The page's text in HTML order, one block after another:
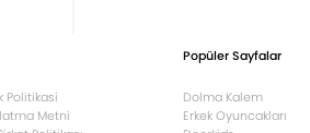
Politikasi
Metni
Popüler Sayfalar
Dolma Kalem
Erkek Oyuncakları